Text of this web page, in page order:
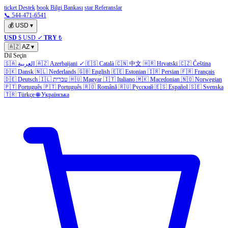
ticket Destek book Bilgi Bankası star Referanslar
📞 544-471-6541
💰 USD ▾
USD $ USD ✓ TRY ₺
🇦🇿 AZ ▾
Dil Seçin
🇸🇦 العربية 🇦🇿 Azerbaijani ✓ 🇪🇸 Català 🇨🇳 中文 🇭🇷 Hrvatski 🇨🇿 Čeština
🇩🇰 Dansk 🇳🇱 Nederlands 🇬🇧 English 🇪🇪 Estonian 🇮🇷 Persian 🇫🇷 Français
🇩🇪 Deutsch 🇮🇱 עברית 🇭🇺 Magyar 🇮🇹 Italiano 🇲🇰 Macedonian 🇳🇴 Norwegian
🇵🇹 Português 🇵🇹 Português 🇷🇴 Română 🇷🇺 Русский 🇪🇸 Español 🇸🇪 Svenska
🇹🇷 Türkçe 🌐 Українська